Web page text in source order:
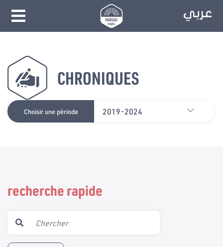
CHRONIQUES
Choisir une période 2019-2024
recherche rapide